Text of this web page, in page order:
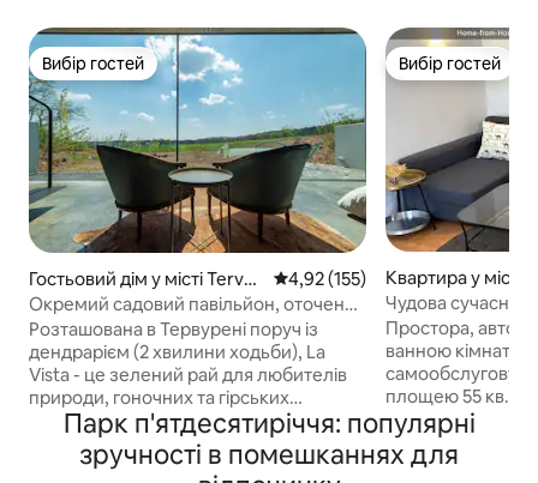
Вибір гостей
Вибір гостей
Гостьовий дім у місті Tervur
en
Середня оцінка: 4,92 з 5,
4,92 (155)
Окремий садовий павільйон, оточений
природою
Розташована в Тервурені поруч із
дендрарієм (2 хвилини ходьби), La
Vista - це зелений рай для любителів
природи, гоночних та гірських
велосипедистів, а також бізнес-
мандрівників. Він має доступ до
природи в поєднанні з комфортом і
Вибір гостей
Вибір гостей
Квартира у місті
Чудова сучасна
(район ЄС)
Простора,
ванною кімнатою
площею 55 кв. м.
Central Bruxelles,
Європейської
аеропортом Завентем.
Парк п'ятдесятиріччя: популярні
зручності в помешканнях для